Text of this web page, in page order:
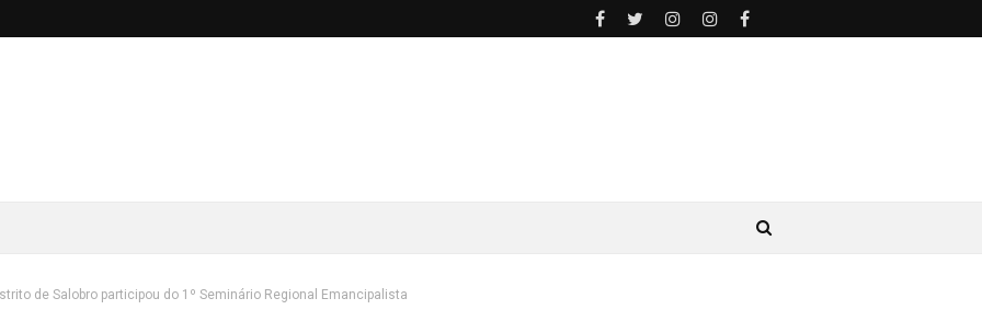
de Salobro participou do 1º Seminário Regional Emancipalista